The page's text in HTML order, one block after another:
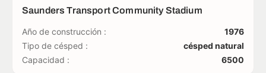
Saunders Transport Community Stadium
Año de construcción :
1976
Tipo de césped :
césped natural
Capacidad :
6500